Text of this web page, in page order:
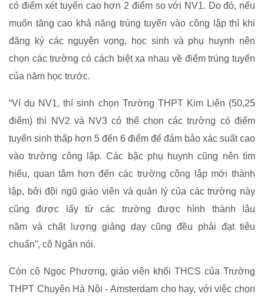
có điểm xét tuyển cao hơn 2 điểm so với NV1. Do đó, nếu
muốn tăng cao khả năng trúng tuyển vào công lập thì khi
đăng ký các nguyện vọng, học sinh và phụ huynh nên
chọn các trường có cách biệt xa nhau về điểm trúng tuyển
của năm học trước.
“Ví dụ NV1, thí sinh chọn Trường THPT Kim Liên (50,25
điểm) thì NV2 và NV3 có thể chọn các trường có điểm
tuyển sinh thấp hơn 5 đến 6 điểm để đảm bảo xác suất cao
vào trường công lập. Các bậc phụ huynh cũng nên tìm
hiểu, quan tâm hơn đến các trường công lập mới thành
lập, bởi đội ngũ giáo viên và quản lý của các trường này
cũng được lấy từ các trường được hình thành lâu
năm và chất lượng giảng dạy cũng đều phải đạt tiêu
chuẩn”, cô Ngân nói.
Còn cô Ngọc Phương, giáo viên khối THCS của Trường
THPT Chuyên Hà Nội - Amsterdam cho hay, với việc chọn